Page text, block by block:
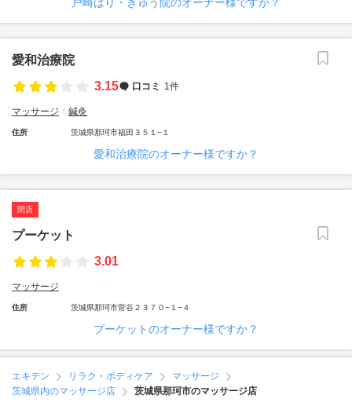
愛和治療院
3.15
口コミ 1件
マッサージ 鍼灸
住所 茨城県那珂市福田３５１−１
愛和治療院のオーナー様ですか？
閉店
プーケット
3.01
マッサージ
住所 茨城県那珂市菅谷２３７０−１−４
プーケットのオーナー様ですか？
エキテン リラク・ボディケア
マッサージ
茨城県内のマッサージ店
茨城県那珂市のマッサージ店